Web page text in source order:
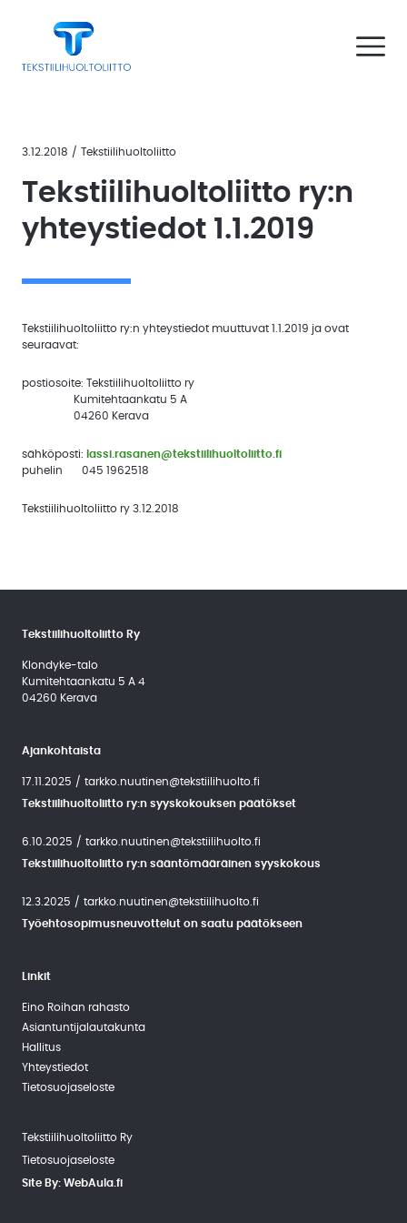
Uutiskirjeet
Hiilijalanjälkilaskuri
Kustannusindeksit
Uutiset
Oppaat
mukaan
Laadunhallinta
the submenu
Työehtosopimukset
asiakkaille
Hiilijalanjälkilaskuri
Uutiset
jäsenille
Uutisarkisto
Tekstiilihuoltoliitto
Avaa
3.12.2018 / Tekstiilihuoltoliitto
Tekstiilihuoltoliitto ry:n
yhteystiedot 1.1.2019
Tekstiilihuoltoliitto ry:n yhteystiedot muuttuvat 1.1.2019 ja ovat
seuraavat:
postiosoite: Tekstiilihuoltoliitto ry
Kumitehtaankatu 5 A
04260 Kerava
sähköposti: lassi.rasanen@tekstiilihuoltoliitto.fi
puhelin 045 1962518
Tekstiilihuoltoliitto ry 3.12.2018
Tekstiilihuoltoliitto Ry
Klondyke-talo
Kumitehtaankatu 5 A 4
04260 Kerava
Ajankohtaista
17.11.2025 / tarkko.nuutinen@tekstiilihuolto.fi
Tekstiilihuoltoliitto ry:n syyskokouksen päätökset
6.10.2025 / tarkko.nuutinen@tekstiilihuolto.fi
Tekstiilihuoltoliitto ry:n sääntömääräinen syyskokous
12.3.2025 / tarkko.nuutinen@tekstiilihuolto.fi
Työehtosopimusneuvottelut on saatu päätökseen
Linkit
Eino Roihan rahasto
Asiantuntija­lautakunta
Hallitus
Yhteystiedot
Tietosuojaseloste
Tekstiilihuoltoliitto Ry
Tietosuojaseloste
Site By: WebAula.fi